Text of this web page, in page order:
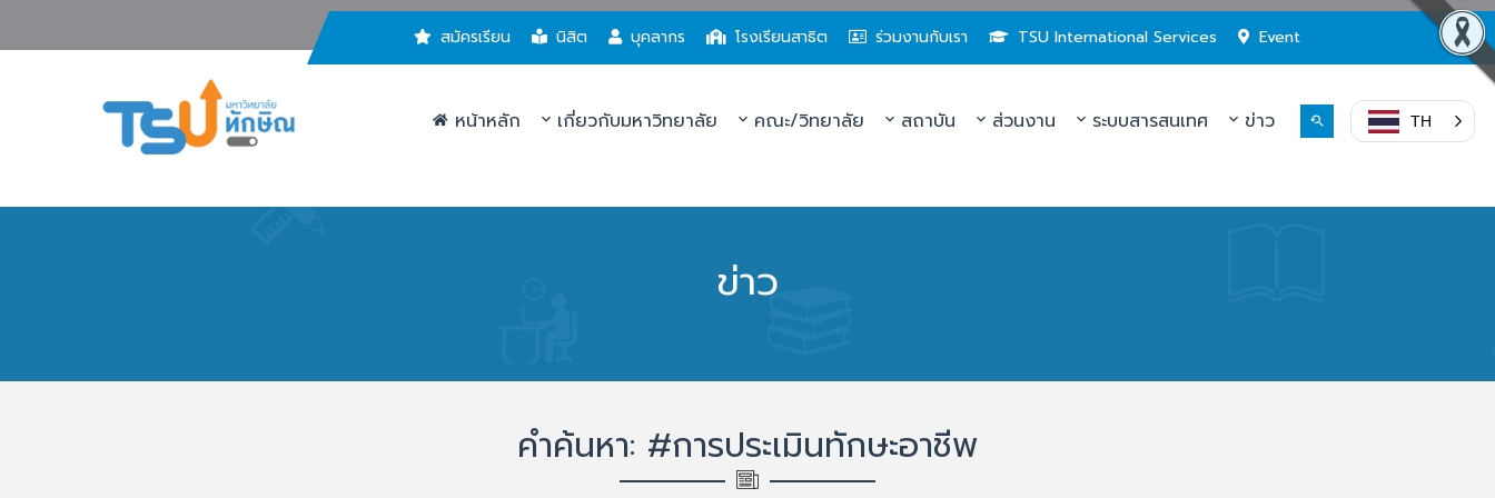
สมัครเรียน นิสิต บุคลากร โรงเรียนสาธิต ร่วมงานกับเรา TSU International Services Event
หน้าหลัก เกี่ยวกับมหาวิทยาลัย คณะ/วิทยาลัย สถาบัน ส่วนงาน ระบบสารสนเทศ ข่าว TH
ข่าว
คำค้นหา: #การประเมินทักษะอาชีพ